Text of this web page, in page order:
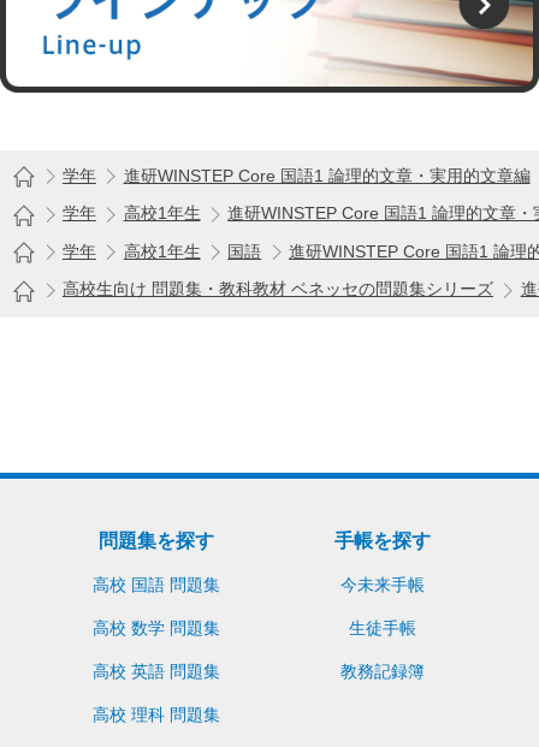
学年
進研WINSTEP Core 国語1 論理的文章・実用的文章編
学年
高校1年生
進研WINSTEP Core 国語1 論理的文章・
学年
高校1年生 国語
進研WINSTEP Core 国語1 論理
高校生向け 問題集・教科教材 ベネッセの問題集シリーズ
問題集を探す
高校 国語 問題集
高校 数学 問題集
高校 英語 問題集
高校 理科 問題集
手帳を探す
今未来手帳
生徒手帳
教務記録簿